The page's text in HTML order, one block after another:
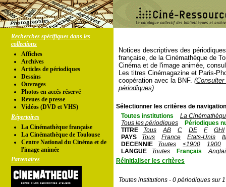
Recherches spécifiques dans les
collections
Affiches
Archives
Articles de périodiques
Dessins
Ouvrages
Photos en accés réservé
Revues de presse
Vidéos (DVD et VHS)
Répertoires
La Cinémathèque française
La Cinémathèque de Toulouse
Centre National du Cinéma et de
l'image animée
Partenaires
Notices descriptives des
française, de la Cinémathèque de
Cinéma et de l'image animée,
Les titres Cinémagazine et Paris-
coopération avec la BNF.
périodiques)
Sélectionner les critères de
Toutes institutions
La
Tous les périodiques
Périodiques
TITRE
Tous AB C DE F
GHI
PAYS
Tous France Etats-Unis
DECENNIE
Toutes <1900
1900
LANGUE
Toutes Français
Réinitialiser les critères
Toutes institutions - 0 périodiques sur